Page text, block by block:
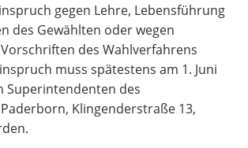
gegen Lehre, Lebensführung
des Gewählten oder wegen
des Wahlverfahrens
muss spätestens am 1. Juni
Superintendenten des
Klingenderstraße 13,